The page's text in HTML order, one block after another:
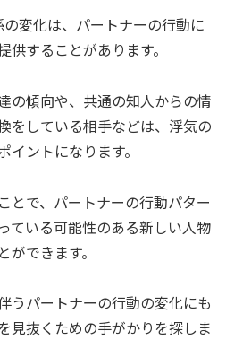
変化は、パートナーの行動に
することがあります。
の傾向や、共通の知人からの情
をしている相手などは、浮気の
ントになります。
とで、パートナーの行動パター
ている可能性のある新しい人物
できます。
うパートナーの行動の変化にも
見抜くための手がかりを探しま